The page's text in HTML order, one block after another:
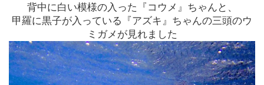
背中に白い模様の入った『コウメ』ちゃんと、
甲羅に黒子が入っている『アズキ』 ちゃんの三頭のウ
ミガメが見れました